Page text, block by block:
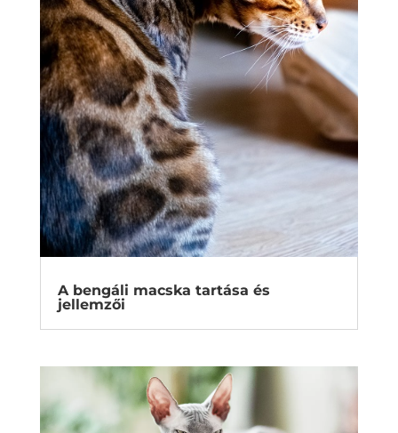
A bengáli macska tartása és
jellemzői